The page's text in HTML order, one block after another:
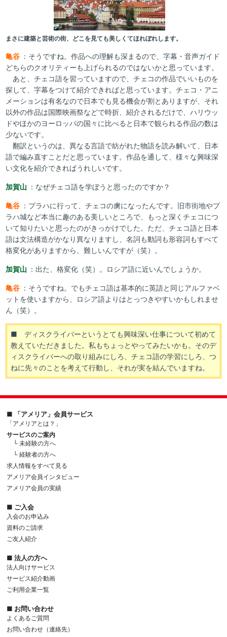
まさに建築と芸術の街、どこを見ても美しくてほれぼれします。
亀谷 ：そうですね。作品への理解も深まるので、字幕・音声ガイド
どちらのクオリティーも上げられるのではないかと思っています。
あと、チェコ語を習っていますので、チェコの作品でいいものを
探して、字幕をつけて紹介できればと思っています。チェコ・アニ
メーションは有名なので日本でも見る機会が割とありますが、それ
以外の作品は国際映画祭などで時折、紹介されるだけで、ハリウッ
ドやほかのヨーロッパの国々に比べると日本で観られる作品の数は
少ないです。
翻訳というのは、異なる言語で紡がれた物語を読み解いて、日本
語で編み直すことだと思っています。作品を通して、様々な興味深
い文化を紹介できればうれしいです。
加賀山 ：なぜチェコ語を学ぼうと思ったのですか？
亀谷 ：プラハに行って、チェコの虜になったんです。旧市街地やプ
ラハ城など本当に趣のある美しいところで、もっと深くチェコにつ
いて知りたいと思ったのがきっかけでした。ただ、チェコ語と日本
語は文法構造がかなり異なりますし、名詞も動詞も形容詞もすべて
格変化がありますから、難しいんですが（笑）。
加賀山 ：出た、格変化（笑）。ロシア語に近いんでしょうか。
亀谷 ：そうですね。でもチェコ語は基本的に英語と同じアルファベ
ットを使いますから、ロシア語よりはとっつきやすいかもしれませ
ん（笑）。
■ ディスクライバーというとても興味深い仕事について初めて
教えていただきました。私もちょっとやってみたいかも。そのデ
ィスクライバーへの取り組みにしろ、チェコ語の学習にしろ、つ
ねに先々のことを考えて行動し、それが実を結んでいますね。
■ 「アメリア」会員サービス
「アメリアとは？」
サービスのご案内
└ 未経験の方へ
└ 経験者の方へ
求人情報をすべて見る
アメリア会員インタビュー
アメリア会員の実績
■ ご入会
入会のお申込み
資料のご請求
ご友人紹介
■ 法人の方へ
法人向けサービス
サービス紹介動画
ご利用企業一覧
■ お問い合わせ
よくあるご質問
お問い合わせ（連絡先）